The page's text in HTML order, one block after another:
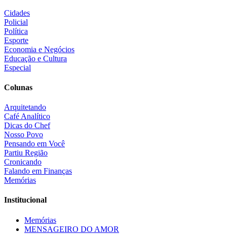
Cidades
Policial
Política
Esporte
Economia e Negócios
Educação e Cultura
Especial
Colunas
Arquitetando
Café Analítico
Dicas do Chef
Nosso Povo
Pensando em Você
Partiu Região
Cronicando
Falando em Finanças
Memórias
Institucional
Memórias
MENSAGEIRO DO AMOR